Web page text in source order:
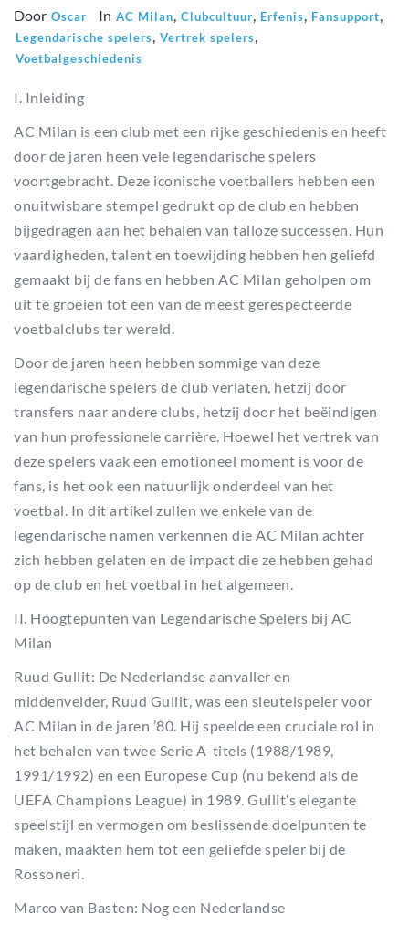
Door Oscar In AC Milan, Clubcultuur, Erfenis, Fansupport,
Legendarische spelers, Vertrek spelers,
Voetbalgeschiedenis
I. Inleiding
AC Milan is een club met een rijke geschiedenis en heeft
door de jaren heen vele legendarische spelers
voortgebracht. Deze iconische voetballers hebben een
onuitwisbare stempel gedrukt op de club en hebben
bijgedragen aan het behalen van talloze successen. Hun
vaardigheden, talent en toewijding hebben hen geliefd
gemaakt bij de fans en hebben AC Milan geholpen om
uit te groeien tot een van de meest gerespecteerde
voetbalclubs ter wereld.
Door de jaren heen hebben sommige van deze
legendarische spelers de club verlaten, hetzij door
transfers naar andere clubs, hetzij door het beëindigen
van hun professionele carrière. Hoewel het vertrek van
deze spelers vaak een emotioneel moment is voor de
fans, is het ook een natuurlijk onderdeel van het
voetbal. In dit artikel zullen we enkele van de
legendarische namen verkennen die AC Milan achter
zich hebben gelaten en de impact die ze hebben gehad
op de club en het voetbal in het algemeen.
II. Hoogtepunten van Legendarische Spelers bij AC
Milan
Ruud Gullit: De Nederlandse aanvaller en
middenvelder, Ruud Gullit, was een sleutelspeler voor
AC Milan in de jaren ’80. Hij speelde een cruciale rol in
het behalen van twee Serie A-titels (1988/1989,
1991/1992) en een Europese Cup (nu bekend als de
UEFA Champions League) in 1989. Gullit’s elegante
speelstijl en vermogen om beslissende doelpunten te
maken, maakten hem tot een geliefde speler bij de
Rossoneri.
Marco van Basten: Nog een Nederlandse